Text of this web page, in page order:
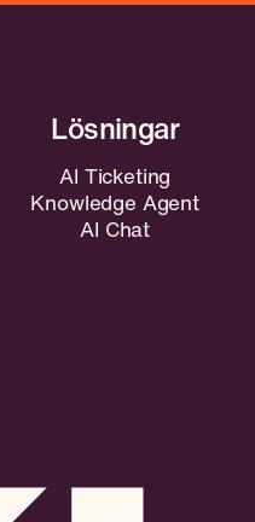
AI Ticketing
Knowledge Agent
AI Chat